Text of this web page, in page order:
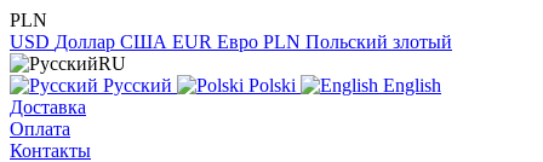
PLN
USD Доллар США EUR Евро PLN Польский злотый
RU
Русский
Polski
English
Доставка
Оплата
Контакты